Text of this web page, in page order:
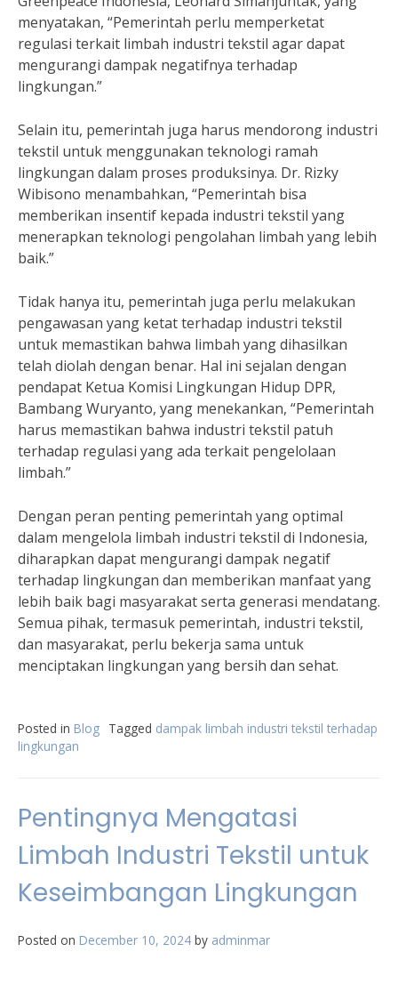
menyatakan, “Pemerintah perlu memperketat
regulasi terkait limbah industri tekstil agar dapat
mengurangi dampak negatifnya terhadap
lingkungan.”
Selain itu, pemerintah juga harus mendorong industri
tekstil untuk menggunakan teknologi ramah
lingkungan dalam proses produksinya. Dr. Rizky
Wibisono menambahkan, “Pemerintah bisa
memberikan insentif kepada industri tekstil yang
menerapkan teknologi pengolahan limbah yang lebih
baik.”
Tidak hanya itu, pemerintah juga perlu melakukan
pengawasan yang ketat terhadap industri tekstil
untuk memastikan bahwa limbah yang dihasilkan
telah diolah dengan benar. Hal ini sejalan dengan
pendapat Ketua Komisi Lingkungan Hidup DPR,
Bambang Wuryanto, yang menekankan, “Pemerintah
harus memastikan bahwa industri tekstil patuh
terhadap regulasi yang ada terkait pengelolaan
limbah.”
Dengan peran penting pemerintah yang optimal
dalam mengelola limbah industri tekstil di Indonesia,
diharapkan dapat mengurangi dampak negatif
terhadap lingkungan dan memberikan manfaat yang
lebih baik bagi masyarakat serta generasi mendatang.
Semua pihak, termasuk pemerintah, industri tekstil,
dan masyarakat, perlu bekerja sama untuk
menciptakan lingkungan yang bersih dan sehat.
Posted in Blog Tagged dampak limbah industri tekstil terhadap
lingkungan
Pentingnya Mengatasi
Limbah Industri Tekstil untuk
Keseimbangan Lingkungan
Posted on December 10, 2024 by adminmar